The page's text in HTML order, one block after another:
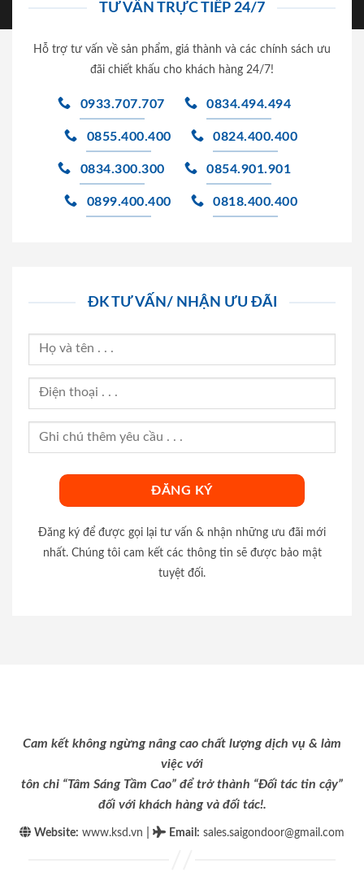
TƯ VẤN TRỰC TIẾP 24/7
Hỗ trợ tư vấn về sản phẩm, giá thành và các chính sách ưu
đãi chiết khấu cho khách hàng 24/7!
0933.707.707 0834.494.494
0855.400.400 0824.400.400
0834.300.300 0854.901.901
0899.400.400 0818.400.400
ĐK TƯ VẤN/ NHẬN ƯU ĐÃI
Đăng ký để được gọi lại tư vấn & nhận những ưu đãi mới
nhất. Chúng tôi cam kết các thông tin sẽ được bảo mật
tuyệt đối.
Cam kết không ngừng nâng cao chất lượng dịch vụ & làm
việc với
tôn chỉ “Tâm Sáng Tầm Cao” để trở thành “Đối tác tin cậy”
đối với khách hàng và đối tác!.
Website: www.ksd.vn Email : sales.saigondoor@gmail.com